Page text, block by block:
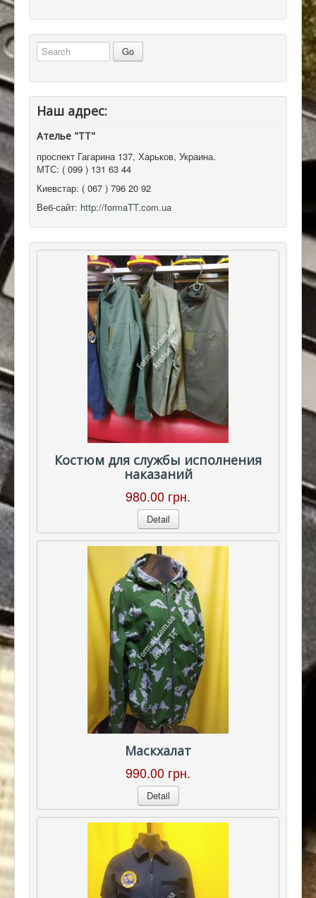
Наш адрес:
Ателье "ТТ"
проспект Гагарина 137, Харьков, Украина.
МТС: ( 099 ) 131 63 44
Киевстар: ( 067 ) 796 20 92
Веб-сайт: http://formaTT.com.ua
Костюм для службы исполнения
наказаний
980.00 грн.
Detail
Маскхалат
990.00 грн.
Detail